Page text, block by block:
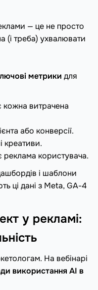
— це не просто
(і треба) ухвалювати
метрики для
кожна витрачена
або конверсії.
креативи.
реклама користувача.
і шаблони
ці дані з Meta, GA-4
у рекламі:
На вебінарі
використання AI в